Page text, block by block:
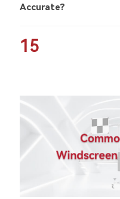
Accurate?
15